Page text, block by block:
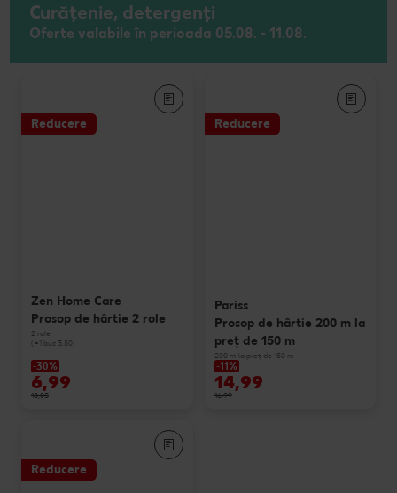
Curățenie, detergenți
Oferte valabile în perioada 05.08. - 11.08.
Reducere
Zen Home Care
Prosop de hârtie 2 role
2 role
(=1 buc 3.50)
-30%
6,99
10,05
Reducere
Pariss
Prosop de hârtie 200 m la
preț de 150 m
200 m la preț de 150 m
-11%
14,99
16,99
Reducere